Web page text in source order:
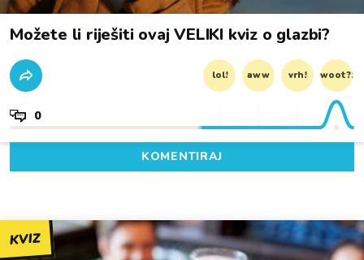
Možete li riješiti ovaj VELIKI kviz o glazbi?
lol! aww vrh! woot?!
0
KOMENTIRAJ
KVIZ